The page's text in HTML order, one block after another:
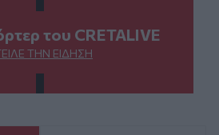
του CRETALIVE
ΤΗΝ ΕΊΔΗΣΗ